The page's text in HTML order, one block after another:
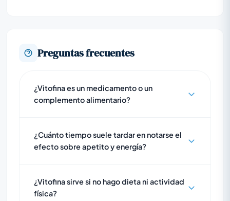
Preguntas frecuentes
¿Vitofina es un medicamento o un
complemento alimentario?
¿Cuánto tiempo suele tardar en notarse el
efecto sobre apetito y energía?
¿Vitofina sirve si no hago dieta ni actividad
física?